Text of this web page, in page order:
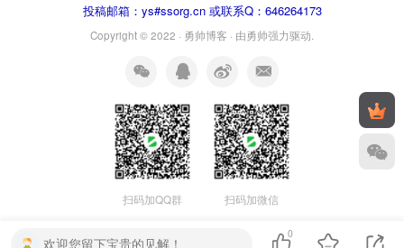
投稿邮箱：ys#ssorg.cn 或联系Q：646264173
Copyright © 2022 · 勇帅博客 · 由勇帅强力驱动.
扫码加QQ群 扫码加微信
欢迎您留下宝贵的见解！
0